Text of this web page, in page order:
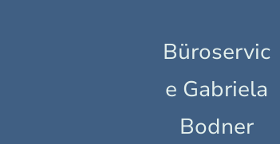
Büroservic
e Gabriela
Bodner